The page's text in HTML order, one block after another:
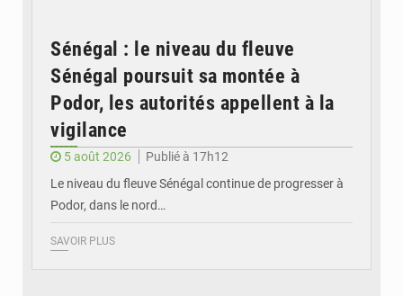
Sénégal : le niveau du fleuve
Sénégal poursuit sa montée à
Podor, les autorités appellent à la
vigilance
5 août 2026
Publié à 17h12
Le niveau du fleuve Sénégal continue de progresser à
Podor, dans le nord…
SAVOIR PLUS